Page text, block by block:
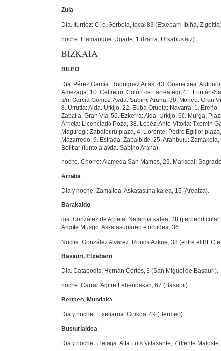
Zuia
Dia. Iturrioz: C. c. Gorbeia, local 83 (Etxebarri-Ibiña,
noche. Flamarique: Ugarte, 1 (Izarra, Urkabustaiz).
BIZKAIA
BILBO
Dia. Pérez García: Rodríguez Arias, 43. Guenetxea:
Amezaga, 10. Cebreiro: Colón de Larreategi, 41. Fontán-
s/n. García Gómez: Avda. Sabino Arana, 38. Moneo: Gran
8. Urrutia: Alda. Urkijo, 22. Euba-Orueta: Navarra, 1. Ereño:
Zaballa: Gran Vía, 56. Ezkerra: Alda. Urkijo, 60. Murga:
Arrieta: Licenciado Poza, 38. Lopéz-Ante-Vitoria: Txomin
Maguregi: Zabalburu plaza, 4. Llorente: Pedro Egillor
Mazarredo, 9. Estrada: Zabalbide, 25. Aranburu:
Bolibar (junto a avda. Sabino Arana).
noche. Chorro: Alameda San Mamés, 29. Mariscal:
Arratia
Dia y noche. Zamalloa: Askatasuna kalea, 15 (Areatza).
Barakaldo
dia. González de Arrieta: Nafarroa kalea, 28
Argote Musgo: Askatasunaren etorbidea, 36.
Noche. González Alvarez: Ronda Azkue, 38 (entre el BEC
Basauri, Etxebarri
Dia. Catapodis: Hernán Cortés, 3 (San Miguel de Basauri).
noche. Carral: Agirre Lehendakari, 67 (Basauri).
Bermeo, Mundaka
Dia y noche. Etxebarria: Goikoa, 49 (Bermeo).
Busturialdea
Dia y noche. Elejaga: Aita Luis Villasante, 7 (frente